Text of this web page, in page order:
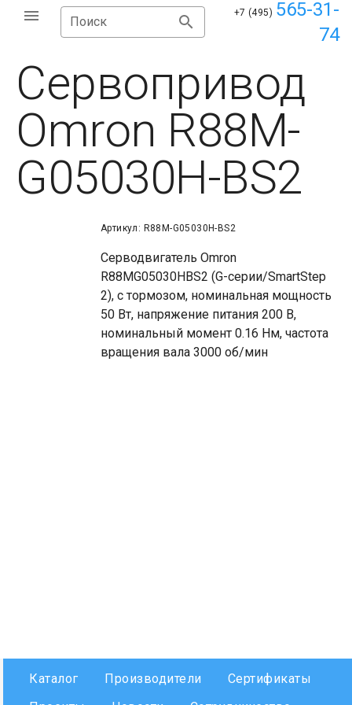
Поиск
+7 (495) 565-31-
74
Сервопривод
Omron R88M-
G05030H-BS2
Артикул: R88M-G05030H-BS2
Серводвигатель Omron
R88MG05030HBS2 (G-серии/SmartStep
2), с тормозом, номинальная мощность
50 Вт, напряжение питания 200 В,
номинальный момент 0.16 Нм, частота
вращения вала 3000 об/мин
Каталог Производители
Сертификаты